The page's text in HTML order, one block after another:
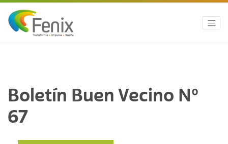
Boletín Buen Vecino Nº
67